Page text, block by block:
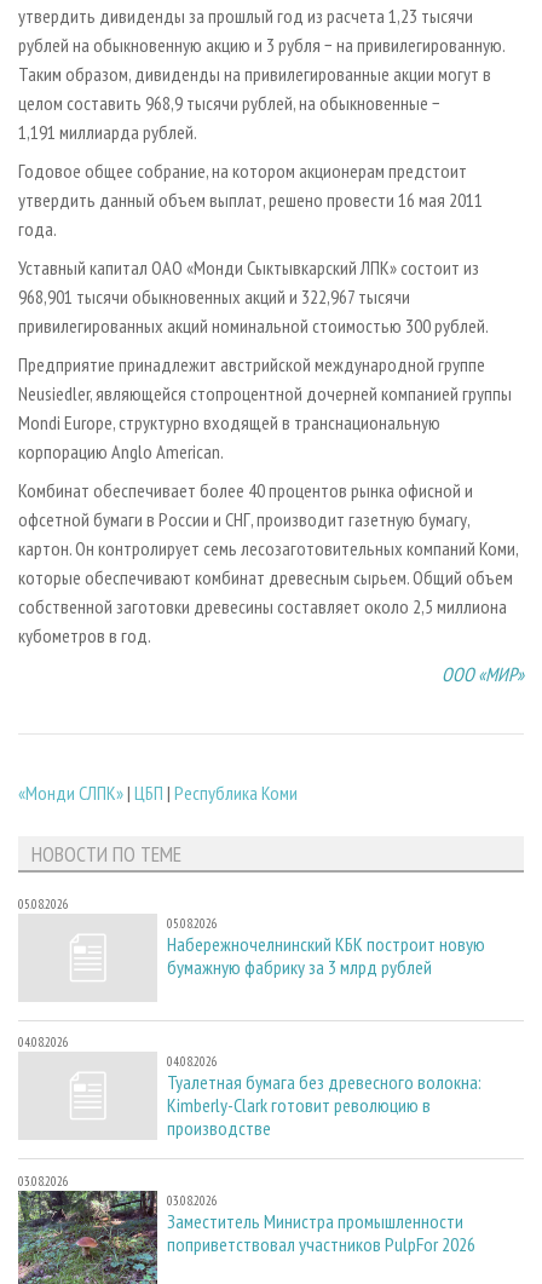
утвердить дивиденды за прошлый год из расчета 1,23 тысячи
рублей на обыкновенную акцию и 3 рубля − на привилегированную.
Таким образом, дивиденды на привилегированные акции могут в
целом составить 968,9 тысячи рублей, на обыкновенные −
1,191 миллиарда рублей.
Годовое общее собрание, на котором акционерам предстоит
утвердить данный объем выплат, решено провести 16 мая 2011
года.
Уставный капитал ОАО «Монди Сыктывкарский ЛПК» состоит из
968,901 тысячи обыкновенных акций и 322,967 тысячи
привилегированных акций номинальной стоимостью 300 рублей.
Предприятие принадлежит австрийской международной группе
Neusiedler, являющейся стопроцентной дочерней компанией группы
Mondi Europe, структурно входящей в транснациональную
корпорацию Anglo American.
Комбинат обеспечивает более 40 процентов рынка офисной и
офсетной бумаги в России и СНГ, производит газетную бумагу,
картон. Он контролирует семь лесозаготовительных компаний Коми,
которые обеспечивают комбинат древесным сырьем. Общий объем
собственной заготовки древесины составляет около 2,5 миллиона
кубометров в год.
ООО «МИР»
«Монди СЛПК»| ЦБП | Республика Коми
НОВОСТИ ПО ТЕМЕ
05.08.2026
05.08.2026
Набережночелнинский КБК построит новую
бумажную фабрику за 3 млрд рублей
04.08.2026
04.08.2026
Туалетная бумага без древесного волокна:
Kimberly-Clark готовит революцию в
производстве
03.08.2026
03.08.2026
Заместитель Министра промышленности
поприветствовал участников PulpFor 2026